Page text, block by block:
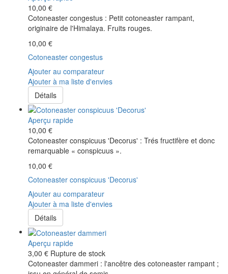
10,00 €
Cotoneaster congestus : Petit cotoneaster rampant,
originaire de l'Himalaya. Fruits rouges.
10,00 €
Cotoneaster congestus
Ajouter au comparateur
Ajouter à ma liste d'envies
Détails
Aperçu rapide
10,00 €
Cotoneaster conspicuus 'Decorus' : Trés fructifère et donc
remarquable « conspicuus ».
10,00 €
Cotoneaster conspicuus 'Decorus'
Ajouter au comparateur
Ajouter à ma liste d'envies
Détails
Aperçu rapide
3,00 € Rupture de stock
Cotoneaster dammeri : l'ancêtre des cotoneaster rampant ;